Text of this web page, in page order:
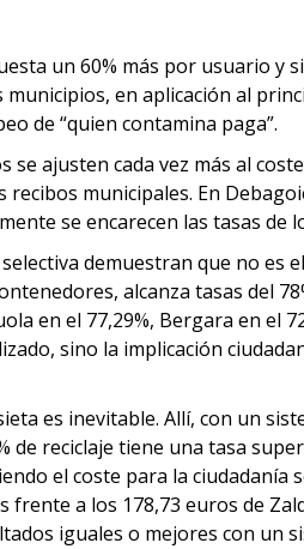
un 60% más por usuario y
en aplicación al
de “quien contamina paga”.
ajusten cada vez más al
municipales. En
se encarecen las tasas de
demuestran que no es
alcanza tasas del
en el 77,29%, Bergara en el
sino la implicación
es inevitable. Allí, con un
de reciclaje tiene una tasa
el coste para la ciudadanía
a los 178,73 euros de
iguales o mejores con un